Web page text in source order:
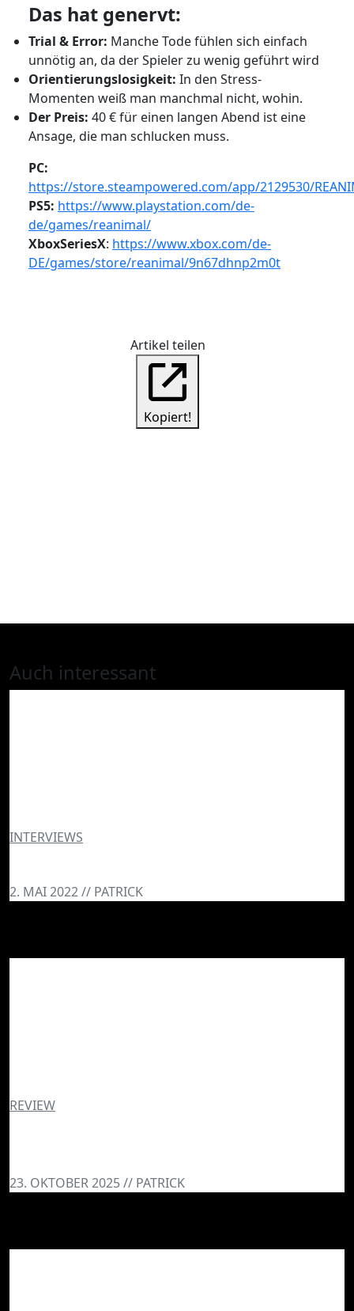
Das hat genervt:
Trial & Error: Manche Tode fühlen sich einfach
unnötig an, da der Spieler zu wenig geführt wird
Orientierungslosigkeit: In den Stress-
Momenten weiß man manchmal nicht, wohin.
Der Preis: 40 € für einen langen Abend ist eine
Ansage, die man schlucken muss.
PC:
https://store.steampowered.com/app/2129530/
PS5: https://www.playstation.com/de-
de/games/reanimal/
XboxSeriesX: https://www.xbox.com/de-
DE/games/store/reanimal/9n67dhnp2m0t
Artikel teilen
Kopiert!
Auch interessant
INTERVIEWS
2. MAI 2022 // PATRICK
REVIEW
23. OKTOBER 2025 // PATRICK